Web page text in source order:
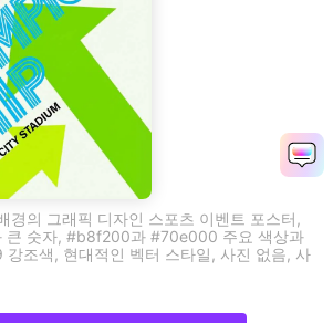
경의 그래픽 디자인 스포츠 이벤트 포스터,
큰 숫자, #b8f200과 #70e000 주요 색상과
조색, 현대적인 벡터 스타일, 사진 없음, 사